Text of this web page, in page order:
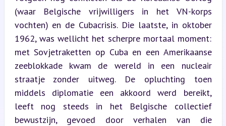
(waar Belgische vrijwilligers in het VN-korps
vochten) en de Cubacrisis. Die laatste, in oktober
1962, was wellicht het scherpre mortaal moment:
met Sovjetraketten op Cuba en een Amerikaanse
zeeblokkade kwam de wereld in een nucleair
straatje zonder uitweg. De opluchting toen
middels diplomatie een akkoord werd bereikt,
leeft nog steeds in het Belgische collectief
bewustzijn, gevoed door verhalen van die